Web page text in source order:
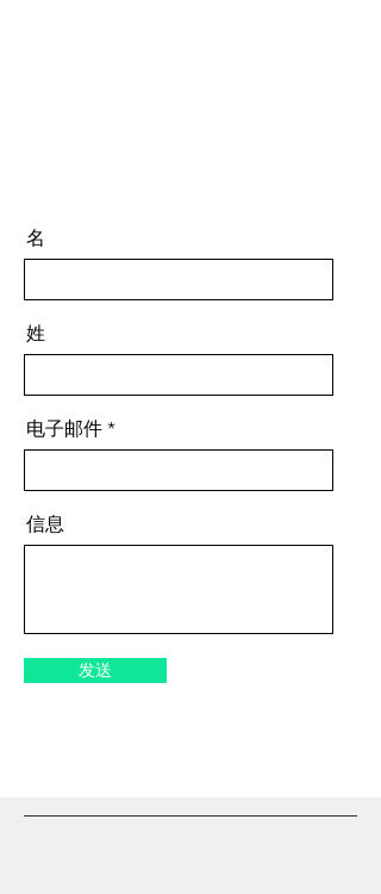
名
姓
电子邮件
信息
发送